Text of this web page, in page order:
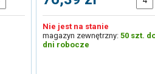
Nie jest na stanie
magazyn zewnętrzny: 50 szt.
dni robocze